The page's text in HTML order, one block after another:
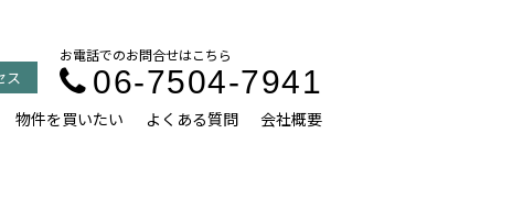
お電話でのお問合せはこちら
06-7504-7941
ス
物件を買いたい よくある質問 会社概要